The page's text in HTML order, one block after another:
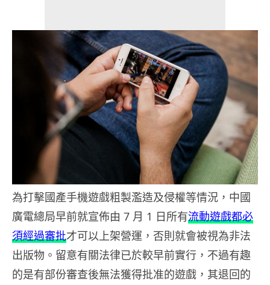
為打擊國產手機遊戲粗製濫造及侵權等情況，中國
廣電總局早前就宣佈由 7 月 1 日所有流動遊戲都必
須經過審批才可以上架營運，否則就會被視為非法
出版物。留意有關法律已於較早前實行，不過有趣
的是有部份審查後無法獲得批准的遊戲，其退回的